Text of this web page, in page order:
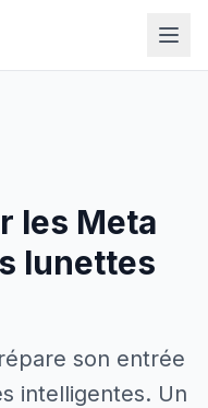
les Meta
lunettes
son entrée
intelligentes. Un